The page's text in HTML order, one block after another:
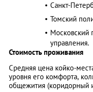
Санкт-
Томский
Московский
управления.
Стоимость проживания
Средняя цена койко-
уровня его комфорта,
общежития (коридорный